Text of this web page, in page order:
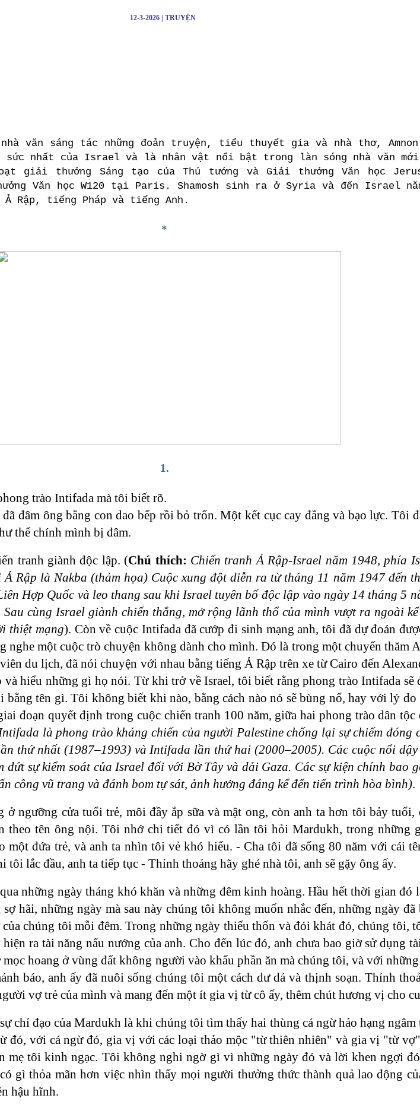
12-3-2026 | TRUYỆN
văn sáng tác những đoản truyện, tiểu thuyết gia và nhà thơ, Amnon
sức nhất của Israel và là nhân vật nổi bật trong làn sóng nhà văn
giải thưởng Sáng tạo của Thủ tướng và Giải thưởng Văn học
Văn học W120 tại Paris. Shamosh sinh ra ở Syria và đến Israel
Rập, tiếng Pháp và tiếng Anh.
*
1.
trào Intifada mà tôi biết rõ.
đâm ông bằng con dao bếp rồi bỏ trốn. Một kết cục cay đắng và bạo lực. Tôi
thể chính mình bị đâm.
tranh giành độc lập. (Chú thích: Chiến tranh Ả Rập-Israel năm 1948, phía
Rập là Nakba (thảm họa) Cuộc xung đột diễn ra từ tháng 11 năm 1947 đến
Hợp Quốc và leo thang sau khi Israel tuyên bố độc lập vào ngày 14 tháng 5
cùng Israel giành chiến thắng, mở rộng lãnh thổ của mình vượt ra ngoài
thiệt mạng). Còn về cuộc Intifada đã cướp đi sinh mạng anh, tôi đã dự đoán
một cuộc trò chuyện không dành cho mình. Đó là trong một chuyến thăm
du lịch, đã nói chuyện với nhau bằng tiếng Ả Rập trên xe từ Cairo đến
hiểu những gì họ nói. Từ khi trở về Israel, tôi biết rằng phong trào Intifada sẽ
bằng tên gì. Tôi không biết khi nào, bằng cách nào nó sẽ bùng nổ, hay với lý
đoạn quyết định trong cuộc chiến tranh 100 năm, giữa hai phong trào dân
là phong trào kháng chiến của người Palestine chống lại sự chiếm đóng
thứ nhất (1987–1993) và Intifada lần thứ hai (2000–2005). Các cuộc nổi
sự kiểm soát của Israel đối với Bờ Tây và dải Gaza. Các sự kiện chính bao
công vũ trang và đánh bom tự sát, ảnh hưởng đáng kể đến tiến trình hòa bình).
ngưỡng cửa tuổi trẻ, môi đầy ắp sữa và mật ong, còn anh ta hơn tôi bảy tuổi,
theo tên ông nội. Tôi nhớ chi tiết đó vì có lần tôi hỏi Mardukh, trong những
một đứa trẻ, và anh ta nhìn tôi vẻ khó hiểu. - Cha tôi đã sống 80 năm với cái
lắc đầu, anh ta tiếp tục - Thỉnh thoảng hãy ghé nhà tôi, anh sẽ gặy ông ấy.
những ngày tháng khó khăn và những đêm kinh hoàng. Hầu hết thời gian đó
hãi, những ngày mà sau này chúng tôi không muốn nhắc đến, những ngày
chúng tôi mỗi đêm. Trong những ngày thiếu thốn và đói khát đó, chúng tôi,
ra tài năng nấu nướng của anh. Cho đến lúc đó, anh chưa bao giờ sử dụng
mọc hoang ở vùng đất không người vào khẩu phần ăn mà chúng tôi, và với
báo, anh ấy đã nuôi sống chúng tôi một cách dư dả và thịnh soạn. Thỉnh
vợ trẻ của mình và mang đến một ít gia vị từ cô ấy, thêm chút hương vị cho
chỉ đạo của Mardukh là khi chúng tôi tìm thấy hai thùng cá ngừ hảo hạng
đó, với cá ngừ đó, gia vị với các loại thảo mộc "từ thiên nhiên" và gia vị "từ
mẹ tôi kinh ngạc. Tôi không nghi ngờ gì vì những ngày đó và lời khen ngợi
gì thỏa mãn hơn việc nhìn thấy mọi người thưởng thức thành quả lao động
hậu hĩnh.